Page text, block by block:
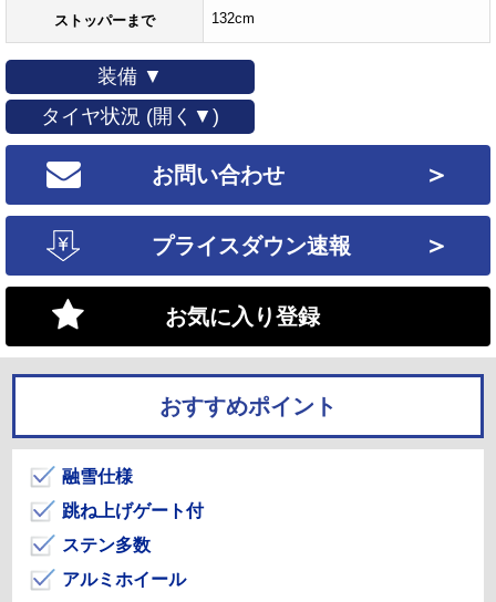
ストッパーまで 132cm
装備 ▼
タイヤ状況 (開く▼)
お問い合わせ ＞
プライスダウン速報 ＞
お気に入り登録
おすすめポイント
融雪仕様
跳ね上げゲート付
ステン多数
アルミホイール